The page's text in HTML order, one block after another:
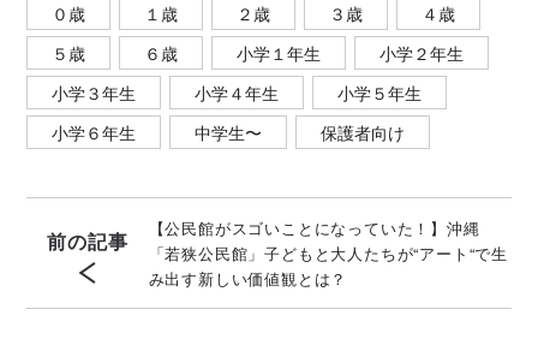
０歳 １歳 ２歳 ３歳
４歳
５歳
６歳 小学１年生
小学２年生
小学３年生
小学４年生
小学５年生
小学６年生
中学生〜 保護者向け
前の記事
【公民館がスゴいことになっていた！】沖縄
「若狭公民館」子どもと大人たちが“アート“で生
み出す新しい価値観とは？